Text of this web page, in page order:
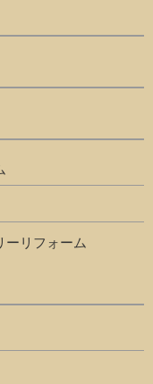
ーリフォーム